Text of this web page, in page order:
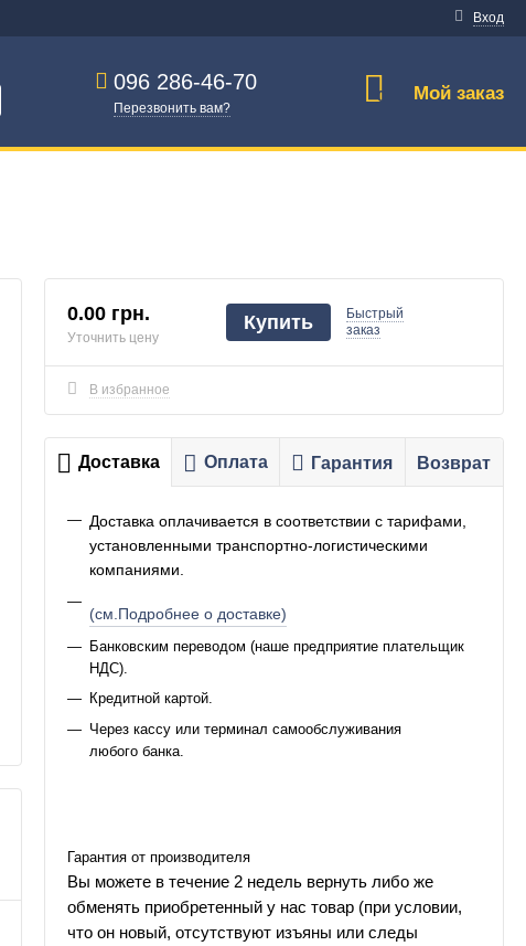
Вход
096 286-46-70
Перезвонить вам?
0 Мой заказ
0.00 грн.
Уточнить цену
Купить
Быстрый
заказ
В избранное
Доставка Оплата Гарантия Возврат
Доставка оплачивается в соответствии с тарифами,
установленными транспортно-логистическими
компаниями.
(см.Подробнее о доставке)
Банковским переводом (наше предприятие плательщик
НДС).
Кредитной картой.
Через кассу или терминал самообслуживания
любого банка.
Гарантия от производителя
Вы можете в течение 2 недель вернуть либо же
обменять приобретенный у нас товар (при условии,
что он новый, отсутствуют изъяны или следы